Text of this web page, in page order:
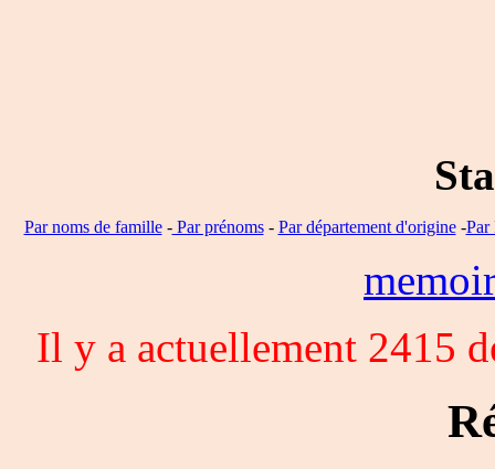
Par noms de famille-Par prénoms- Par département d'origine-Par
Il y a actuellement 2415